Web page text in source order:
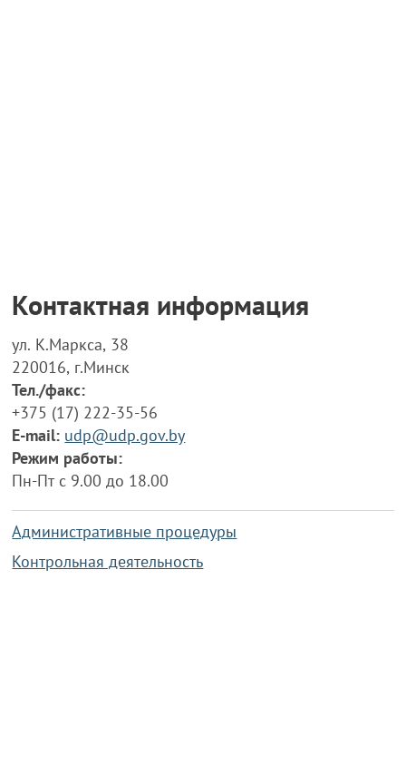
Контактная информация
ул. К.Маркса, 38
220016, г.Минск
Тел./факс:
+375 (17) 222-35-56
E-mail: udp@udp.gov.by
Режим работы:
Пн-Пт с 9.00 до 18.00
Административные процедуры
Контрольная деятельность